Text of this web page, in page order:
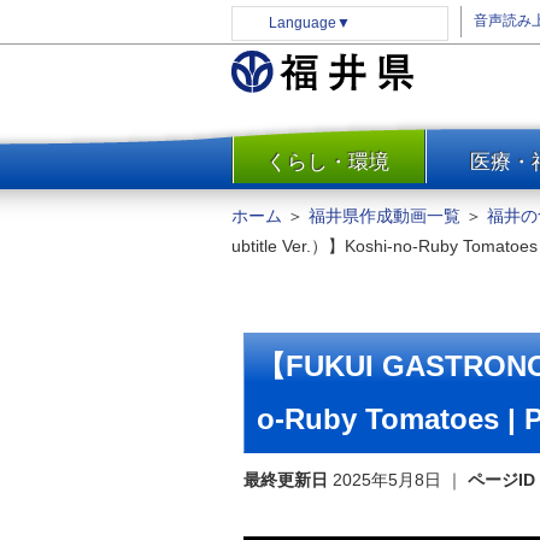
Language ▼ 音声読み
一覧
くらし・環境 医療・
防災
安全安心
住まい・土地
イクル
まちづくり
交通・道路
ホーム ＞ 福井県作成動画一覧 ＞ 福井
ubtitle Ver.）】Koshi-no-Ruby
【FUKUI
o-Ruby Tomatoes |
最終更新日 2025年5月8日 ｜ ページID